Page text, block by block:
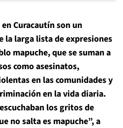
Curacautín son un
la larga lista de expresiones
mapuche, que se suman a
como asesinatos,
en las comunidades y
en la vida diaria.
los gritos de
no salta es mapuche”, a